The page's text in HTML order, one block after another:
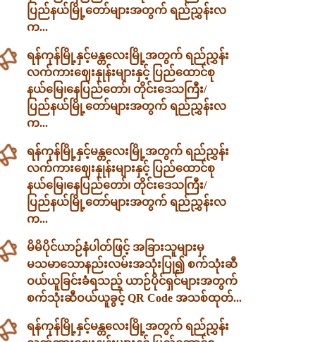
ပြည်နယ်မြို့တော်များအတွက် ရည်ညွှန်းလ
က...
ရန်ကုန်မြို့နှင့်မန္တလေးမြို့အတွက် ရည်ညွှန်း
လက်ကားဈေးနှုန်းများနှင့် ပြည်ထောင်စု
နယ်မြေ၊နေပြည်တော်၊ တိုင်းဒေသကြီး/
ပြည်နယ်မြို့တော်များအတွက် ရည်ညွှန်းလ
က...
ရန်ကုန်မြို့နှင့်မန္တလေးမြို့အတွက် ရည်ညွှန်း
လက်ကားဈေးနှုန်းများနှင့် ပြည်ထောင်စု
နယ်မြေ၊နေပြည်တော်၊ တိုင်းဒေသကြီး/
ပြည်နယ်မြို့တော်များအတွက် ရည်ညွှန်းလ
က...
မိမိပိုင်ယာဉ်နံပါတ်ဖြင့် အခြားသူများမှ
မသမာသောနည်းလမ်းအသုံးပြု၍ စက်သုံးဆီ
ဝယ်ယူခြင်းခံရသည့် ယာဉ်ပိုင်ရှင်များအတွက်
စက်သုံးဆီဝယ်ယူခွင့် QR Code အသစ်ထုတ်...
ရန်ကုန်မြို့နှင့်မန္တလေးမြို့အတွက် ရည်ညွှန်း